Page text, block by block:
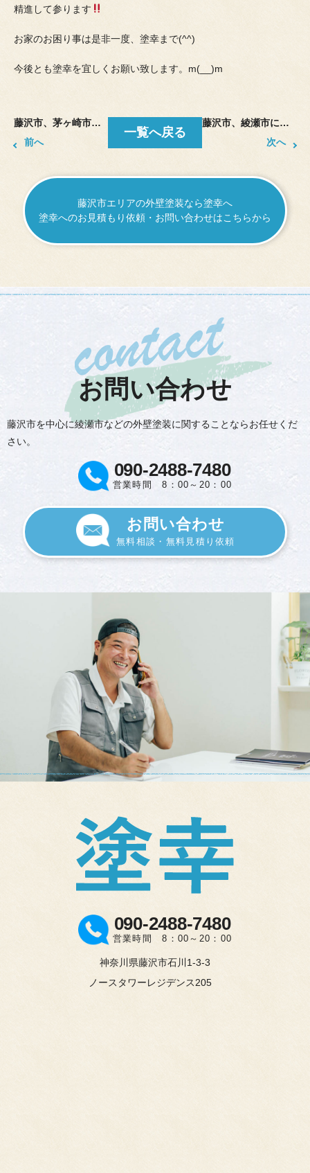
精進して参ります
お家のお困り事は是非一度、塗幸まで(^^)
今後とも塗幸を宜しくお願い致します。m(__)m
藤沢市、茅ヶ崎市にて防水工事、外壁塗装をしております。塗幸の山中です。
前へ
一覧へ戻る
藤沢市、綾瀬市にて防水工事、外壁塗装をしております。塗幸の山中です。
次へ
藤沢市エリアの外壁塗装なら塗幸へ
塗幸へのお見積もり依頼・お問い合わせはこちらから
お問い合わせ
藤沢市を中心に綾瀬市などの外壁塗装に関することならお任せくだ
さい。
090-2488-7480
営業時間 8：00～20：00
お問い合わせ
無料相談・無料見積り依頼
090-2488-7480
営業時間 8：00～20：00
神奈川県藤沢市石川1-3-3
ノースタワーレジデンス205